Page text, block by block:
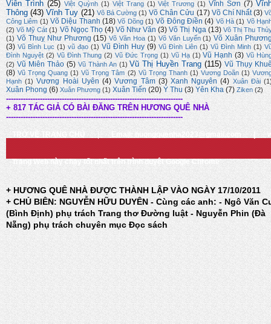
Viễn Trình (25) Việt Quỳnh (1) Việt Trang (1) Việt Trương (1) Vĩnh Sơn (7)
Thông (43) Vĩnh Tuy (21) Võ Bá Cường (1) Võ Chân Cửu (17) Võ Chí Nhất (3)
Công Liêm (1) Võ Diệu Thanh (18) Võ Dõng (1) Võ Đông Điền (4) Võ Hà (1) Võ
(2) Võ Mỹ Cát (1) Võ Ngọc Thọ (4) Võ Như Văn (3) Võ Thị Nga (13) Võ Thị Thu
(1) Võ Thuỵ Như Phương (15) Võ Văn Hoa (1) Võ Văn Luyến (1) Võ Xuân
(3) Vũ Bình Lục (1) vũ đạo (1) Vũ Đình Huy (9) Vũ Đình Liên (1) Vũ Đình Minh (1)
Đình Nguyệt (2) Vũ Đình Thung (2) Vũ Đức Trọng (1) Vũ Hạ (1) Vũ Hạnh (3) Vũ
(2) Vũ Miên Thảo (5) Vũ Thành An (1) Vũ Thị Huyền Trang (115) Vũ Thụy
(8) Vũ Trọng Quang (1) Vũ Trọng Tâm (2) Vũ Trọng Thanh (1) Vương Doãn (1)
Hạnh (1) Vương Hoài Uyên (4) Vương Tâm (3) Xanh Nguyên (4) Xuân Đài
Xuân Phong (6) Xuân Phương (1) Xuân Tiến (20) Ý Thu (3) Yên Kha (7) Ziken (2)
-------------------------------------------------------------------------
+ 817 TÁC GIẢ CÓ BÀI ĐĂNG TRÊN HƯƠNG QUÊ NHÀ
-------------------------------------------------------------------------
TRỞ VỀ TRANG CHỦ Email: huongquenha2023@gmail.com
Trang Web này chạy tốt nhất trên trình duyệt Google Chrome
+ HƯƠNG QUÊ NHÀ ĐƯỢC THÀNH LẬP VÀO NGÀY 17/10/2011
+ CHỦ BIÊN: NGUYỄN HỮU DUYÊN - Cùng các anh: - Ngô Văn
(Bình Định) phụ trách Trang thơ Đường luật - Nguyễn Phin (Đà
Nẵng) phụ trách chuyên mục Đọc sách